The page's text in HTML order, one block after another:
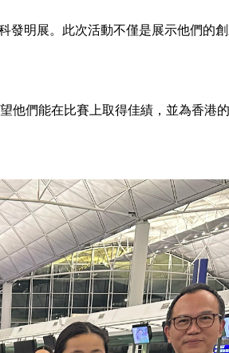
發明展。此次活動不僅是展示他們的
他們能在比賽上取得佳績，並為香港